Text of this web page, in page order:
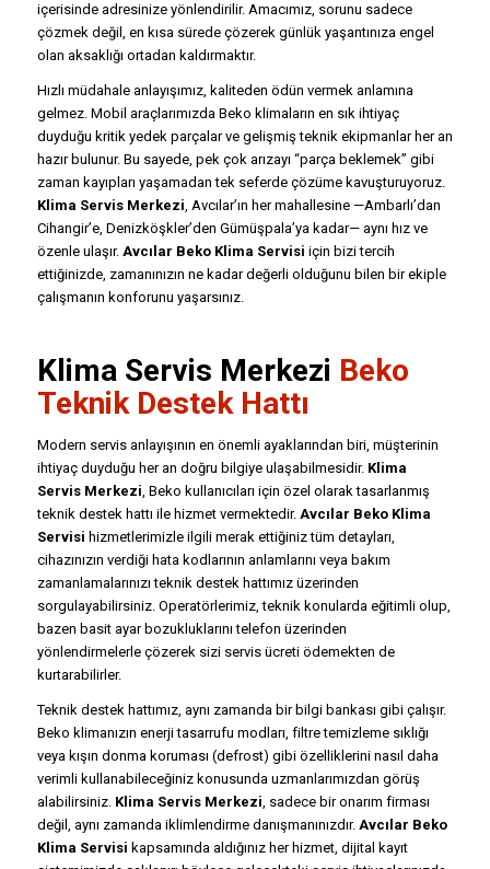
içerisinde adresinize yönlendirilir. Amacımız, sorunu sadece
çözmek değil, en kısa sürede çözerek günlük yaşantınıza engel
olan aksaklığı ortadan kaldırmaktır.
Hızlı müdahale anlayışımız, kaliteden ödün vermek anlamına
gelmez. Mobil araçlarımızda Beko klimaların en sık ihtiyaç
duyduğu kritik yedek parçalar ve gelişmiş teknik ekipmanlar her an
hazır bulunur. Bu sayede, pek çok arızayı “parça beklemek” gibi
zaman kayıpları yaşamadan tek seferde çözüme kavuşturuyoruz.
Klima Servis Merkezi, Avcılar’ın her mahallesine —Ambarlı’dan
Cihangir’e, Denizköşkler’den Gümüşpala’ya kadar— aynı hız ve
özenle ulaşır. Avcılar Beko Klima Servisi için bizi tercih
ettiğinizde, zamanınızın ne kadar değerli olduğunu bilen bir ekiple
çalışmanın konforunu yaşarsınız.
Klima Servis Merkezi Beko
Teknik Destek Hattı
Modern servis anlayışının en önemli ayaklarından biri, müşterinin
ihtiyaç duyduğu her an doğru bilgiye ulaşabilmesidir. Klima
Servis Merkezi , Beko kullanıcıları için özel olarak tasarlanmış
teknik destek hattı ile hizmet vermektedir. Avcılar Beko Klima
Servisi hizmetlerimizle ilgili merak ettiğiniz tüm detayları,
cihazınızın verdiği hata kodlarının anlamlarını veya bakım
zamanlamalarınızı teknik destek hattımız üzerinden
sorgulayabilirsiniz. Operatörlerimiz, teknik konularda eğitimli olup,
bazen basit ayar bozukluklarını telefon üzerinden
yönlendirmelerle çözerek sizi servis ücreti ödemekten de
kurtarabilirler.
Teknik destek hattımız, aynı zamanda bir bilgi bankası gibi çalışır.
Beko klimanızın enerji tasarrufu modları, filtre temizleme sıklığı
veya kışın donma koruması (defrost) gibi özelliklerini nasıl daha
verimli kullanabileceğiniz konusunda uzmanlarımızdan görüş
alabilirsiniz. Klima Servis Merkezi , sadece bir onarım firması
değil, aynı zamanda iklimlendirme danışmanınızdır. Avcılar Beko
Klima Servisi kapsamında aldığınız her hizmet, dijital kayıt